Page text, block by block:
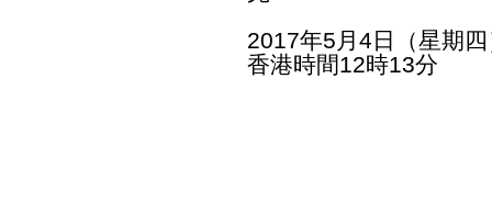
2017年5月4日（星期
香港時間12時13分